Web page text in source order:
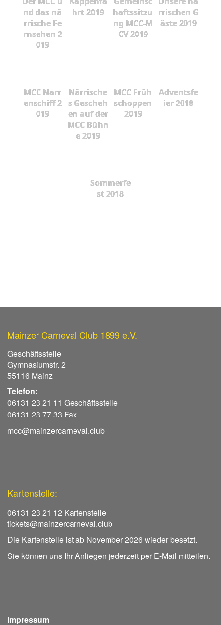
nd das nä
rrische Fe
rnsehen 2
019
hrt 2019
haftssitzu
ng MCC-M
CV 2019
rrischen G
äste 2019
MCC Narr
enschiff 2
019
Närrische
s Gescheh
en auf der
MCC Bühn
e 2019
MCC Früh
schoppen
2019
Adventsfe
ier 2018
Sommerfe
st 2018
Mainzer Carneval Club 1899 e.V.
Geschäftsstelle
Gymnasiumstr. 2
55116 Mainz
Telefon:
06131 23 21 11 Geschäftsstelle
06131 23 77 33 Fax
mcc@mainzercarneval.club
Kartenstelle:
06131 23 21 12 Kartenstelle
tickets@mainzercarneval.club
Die Kartenstelle ist ab November 2026 wieder besetzt.
Sie können uns Ihr Anliegen jederzeit per E-Mail mitteilen.
Impressum